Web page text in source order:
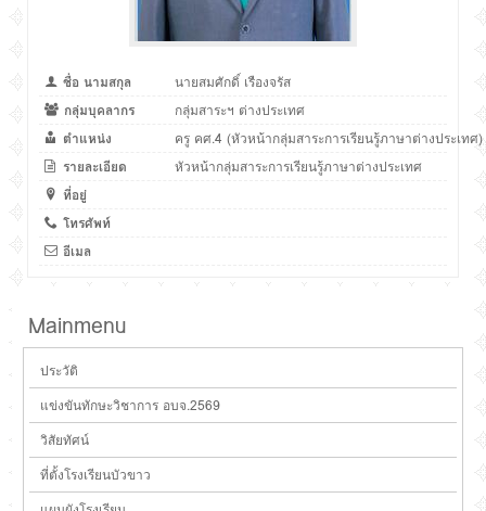
ชื่อ นามสกุล
นายสมศักดิ์ เรืองจรัส
กลุ่มบุคลากร
กลุ่มสาระฯ ต่างประเทศ
ตำแหน่ง
ครู คศ.4 (หัวหน้ากลุ่มสาระการเรียนรู้ภาษาต่างประเทศ)
รายละเอียด
หัวหน้ากลุ่มสาระการเรียนรู้ภาษาต่างประเทศ
ที่อยู่
โทรศัพท์
อีเมล
Mainmenu
ประวัติ
แข่งขันทักษะวิชาการ อบจ.2569
วิสัยทัศน์
ที่ตั้งโรงเรียนบัวขาว